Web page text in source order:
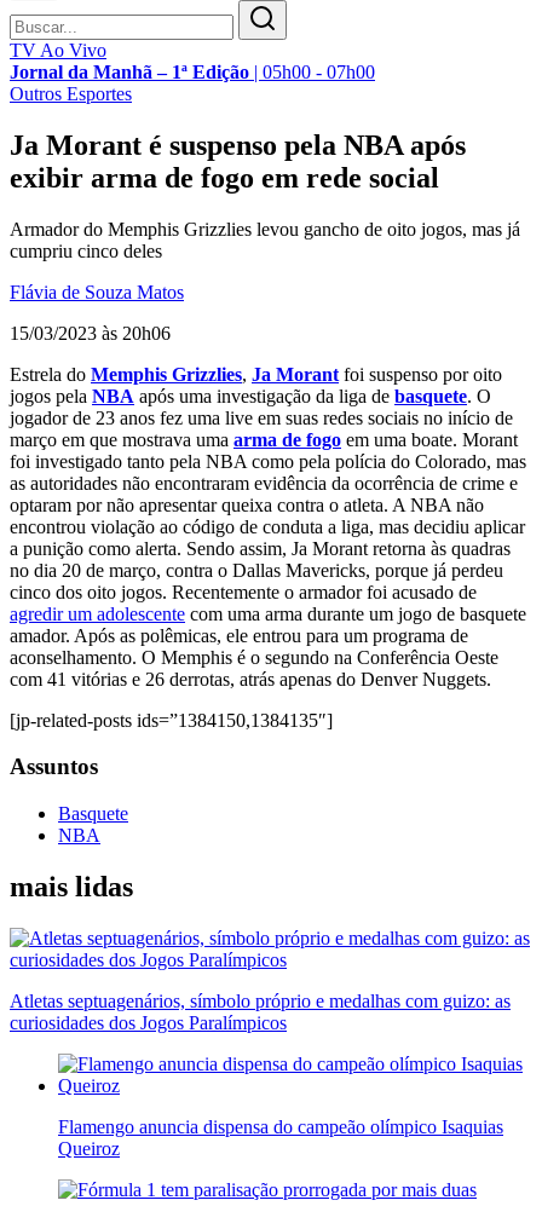
TV Ao Vivo
Jornal da Manhã – 1ª Edição | 05h00 - 07h00
Outros Esportes
Ja Morant é suspenso pela NBA após
exibir arma de fogo em rede social
Armador do Memphis Grizzlies levou gancho de oito jogos, mas já
cumpriu cinco deles
Flávia de Souza Matos
15/03/2023 às 20h06
Estrela do Memphis Grizzlies, Ja Morant foi suspenso por oito
jogos pela NBA após uma investigação da liga de basquete. O
jogador de 23 anos fez uma live em suas redes sociais no início de
março em que mostrava uma arma de fogo em uma boate. Morant
foi investigado tanto pela NBA como pela polícia do Colorado, mas
as autoridades não encontraram evidência da ocorrência de crime e
optaram por não apresentar queixa contra o atleta. A NBA não
encontrou violação ao código de conduta a liga, mas decidiu aplicar
a punição como alerta. Sendo assim, Ja Morant retorna às quadras
no dia 20 de março, contra o Dallas Mavericks, porque já perdeu
cinco dos oito jogos. Recentemente o armador foi acusado de
agredir um adolescente com uma arma durante um jogo de basquete
amador. Após as polêmicas, ele entrou para um programa de
aconselhamento. O Memphis é o segundo na Conferência Oeste
com 41 vitórias e 26 derrotas, atrás apenas do Denver Nuggets.
[jp-related-posts ids=”1384150,1384135″]
Assuntos
Basquete
NBA
mais lidas
Atletas septuagenários, símbolo próprio e medalhas com guizo: as
curiosidades dos Jogos Paralímpicos
Flamengo anuncia dispensa do campeão olímpico Isaquias
Queiroz